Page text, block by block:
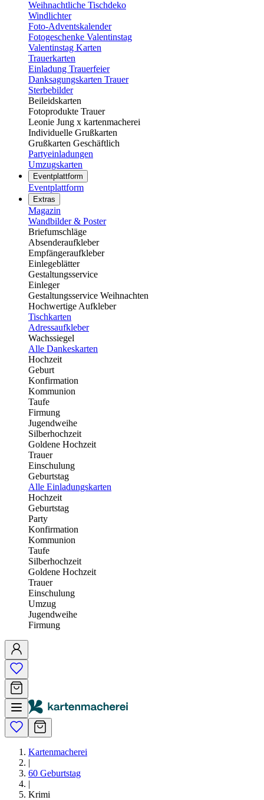
Weihnachtliche Tischdeko
Windlichter
Foto-Adventskalender
Fotogeschenke Valentinstag
Valentinstag Karten
Trauerkarten
Einladung Trauerfeier
Danksagungskarten Trauer
Sterbebilder
Beileidskarten
Fotoprodukte Trauer
Leonie Jung x kartenmacherei
Individuelle Grußkarten
Grußkarten Geschäftlich
Partyeinladungen
Umzugskarten
Eventplattform
Eventplattform
Extras
Magazin
Wandbilder & Poster
Briefumschläge
Absenderaufkleber
Empfängeraufkleber
Einlegeblätter
Gestaltungsservice
Einleger
Gestaltungsservice Weihnachten
Hochwertige Aufkleber
Tischkarten
Adressaufkleber
Wachssiegel
Alle Dankeskarten
Hochzeit
Geburt
Konfirmation
Kommunion
Taufe
Firmung
Jugendweihe
Silberhochzeit
Goldene Hochzeit
Trauer
Einschulung
Geburtstag
Alle Einladungskarten
Hochzeit
Geburtstag
Party
Konfirmation
Kommunion
Taufe
Silberhochzeit
Goldene Hochzeit
Trauer
Einschulung
Umzug
Jugendweihe
Firmung
Kartenmacherei
|
60 Geburtstag
|
Krimi